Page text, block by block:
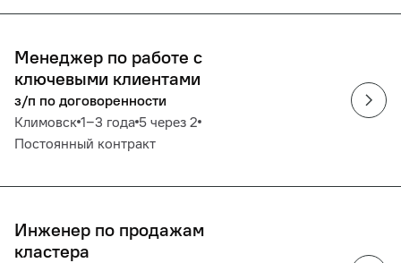
Менеджер по работе с
ключевыми клиентами
з/п по договоренности
Климовск 1‒3 года 5 через 2
Постоянный контракт
Инженер по продажам
кластера